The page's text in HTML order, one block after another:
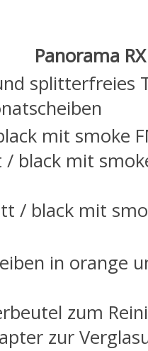
Panorama RX
splitterfreies
mit smoke
/ black mit
/ black mit
in orange
zum
zur